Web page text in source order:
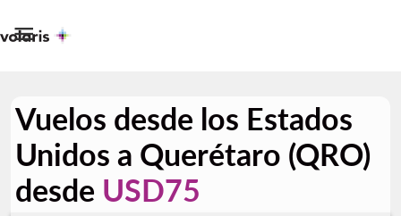

Vuelos desde los Estados
Unidos a Querétaro (QRO)
desde USD75